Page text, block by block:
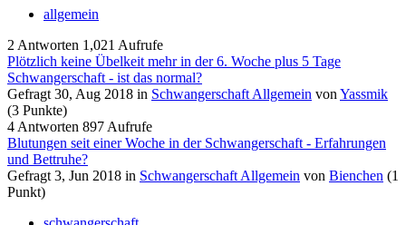
allgemein
2 Antworten 1,021 Aufrufe
Plötzlich keine Übelkeit mehr in der 6. Woche plus 5 Tage
Schwangerschaft - ist das normal?
Gefragt 30, Aug 2018 in Schwangerschaft Allgemein von Yassmik
(3 Punkte)
4 Antworten 897 Aufrufe
Blutungen seit einer Woche in der Schwangerschaft - Erfahrungen
und Bettruhe?
Gefragt 3, Jun 2018 in Schwangerschaft Allgemein von Bienchen (1
Punkt)